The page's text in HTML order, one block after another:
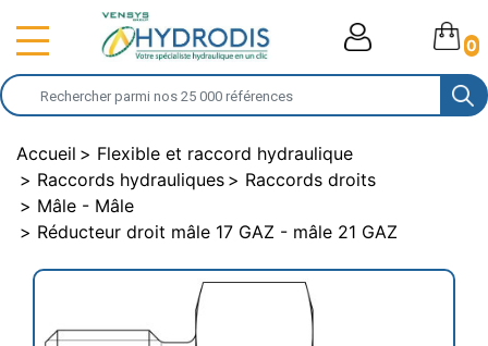
0
Accueil
Flexible et raccord hydraulique
Raccords hydrauliques
Raccords droits
Mâle - Mâle
Réducteur droit mâle 17 GAZ - mâle 21 GAZ